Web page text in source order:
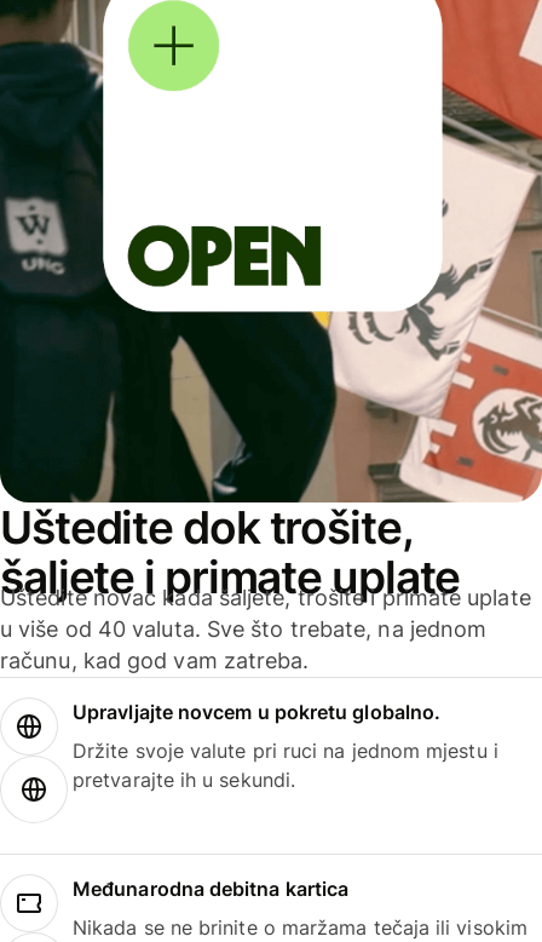
Uštedite dok trošite,
šaljete i primate uplate
Uštedite novac kada šaljete, trošite i primate uplate
u više od 40 valuta. Sve što trebate, na jednom
računu, kad god vam zatreba.
Upravljajte novcem u pokretu globalno.
Držite svoje valute pri ruci na jednom mjestu i
pretvarajte ih u sekundi.
Međunarodna debitna kartica
Nikada se ne brinite o maržama tečaja ili visokim